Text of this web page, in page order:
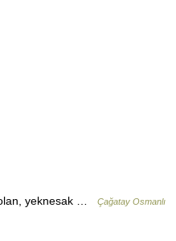
yeknesak …
Çağatay Osmanlı